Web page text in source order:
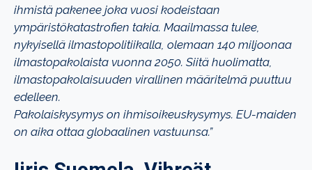
ihmistä pakenee joka vuosi kodeistaan
ympäristökatastrofien takia. Maailmassa tulee,
nykyisellä ilmastopolitiikalla, olemaan 140 miljoonaa
ilmastopakolaista vuonna 2050. Siitä huolimatta,
ilmastopakolaisuuden virallinen määritelmä puuttuu
edelleen.
Pakolaiskysymys on ihmisoikeuskysymys. EU-maiden
on aika ottaa globaalinen vastuunsa.”